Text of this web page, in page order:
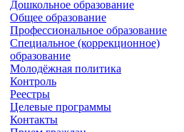
Дошкольное образование
Общее образование
Профессиональное образование
Специальное (коррекционное)
образование
Молодёжная политика
Контроль
Реестры
Целевые программы
Контакты